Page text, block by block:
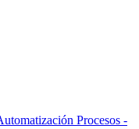
Procesos -